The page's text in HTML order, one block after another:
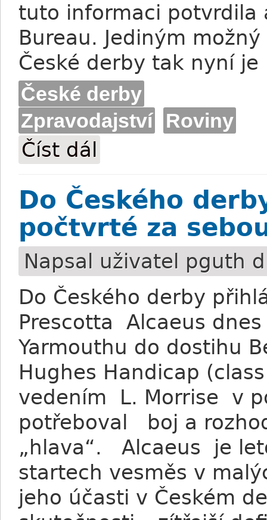
tuto informaci potvrdila
Bureau. Jediným
České derby tak nyní
České derby
Zpravodajství
Roviny
Číst dál
Do Českého
počtvrté za
Napsal uživatel pguth
Do Českého derby
Prescotta Alcaeus
Yarmouthu do dostihu
Hughes Handicap
vedením L. Morrise v
potřeboval boj a
„hlava“. Alcaeus je
startech vesměs v
jeho účasti v Českém